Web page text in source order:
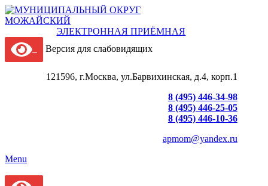
ЭЛЕКТРОННАЯ ПРИЁМНАЯ
Версия для слабовидящих
121596, г.Москва, ул.Барвихинская, д.4, корп.1
8 (495) 446-34-98
8 (495) 446-25-05
8 (495) 446-10-36
apmom@yandex.ru
Menu